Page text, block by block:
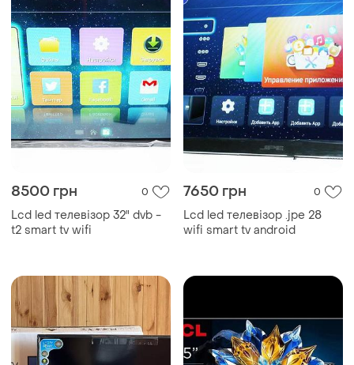
8500 грн 0
Lcd led телевізор 32" dvb -
t2 smart tv wifi
7650 грн 0
Lcd led телевізор .jpe 28
wifi smart tv android